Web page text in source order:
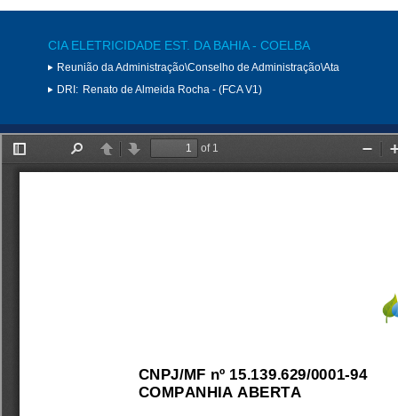
CIA ELETRICIDADE EST. DA BAHIA - COELBA
Reunião da Administração\Conselho de Administração\Ata
DRI: Renato de Almeida Rocha - (FCA V1)